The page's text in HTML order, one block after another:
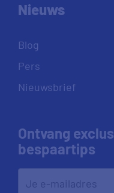
Nieuws
Blog
Pers
Nieuwsbrief
Ontvang
bespaartips